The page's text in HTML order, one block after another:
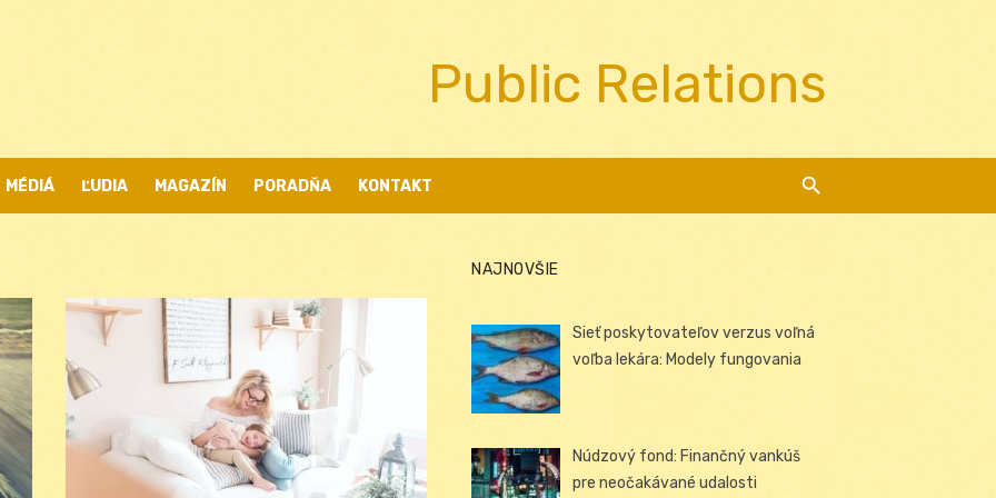
Public Relations
MÉDIÁ ĽUDIA MAGAZÍN PORADŇA KONTAKT
NAJNOVŠIE
Sieť poskytovateľov verzus voľná
voľba lekára: Modely fungovania
Núdzový fond: Finančný vankúš
pre neočakávané udalosti